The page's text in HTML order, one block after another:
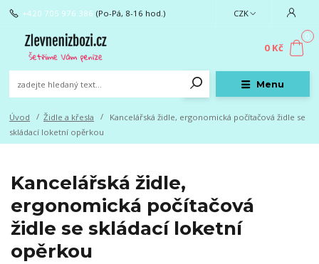
Menu
CZK
+420 705 976 386 (Po-Pá, 8-16 hod.)
0
0 Kč
Úvod Židle a křesla
Kancelářská židle, ergonomická počítačová židle se
skládací loketní opěrkou
Kancelářská židle,
ergonomická počítačová
židle se skládací loketní
opěrkou